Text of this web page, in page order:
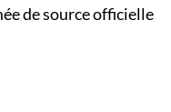
de source officielle